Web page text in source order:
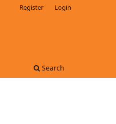
Search
Register Login